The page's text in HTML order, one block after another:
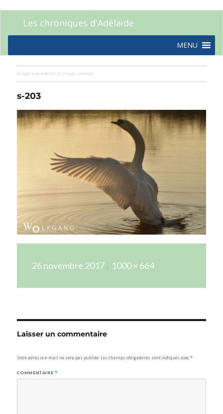
Les chroniques d'Adélaïde
MENU
Image précédente Image suivante
s-203
le
26 novembre 2017
réelle
1000 × 664
Laisser un commentaire
Votre adresse e-mail ne sera pas publiée. Les champs obligatoires sont indiqués avec*
COMMENTAIRE *